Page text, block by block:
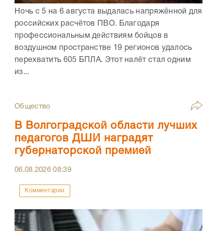
Ночь с 5 на 6 августа выдалась напряжённой для
российских расчётов ПВО. Благодаря
профессиональным действиям бойцов в
воздушном пространстве 19 регионов удалось
перехватить 605 БПЛА. Этот налёт стал одним
из...
Общество
В Волгоградской области лучших
педагогов ДШИ наградят
губернаторской премией
06.08.202608:39
Комментарии